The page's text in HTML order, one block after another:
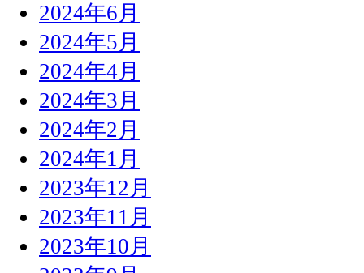
2024年6月
2024年5月
2024年4月
2024年3月
2024年2月
2024年1月
2023年12月
2023年11月
2023年10月